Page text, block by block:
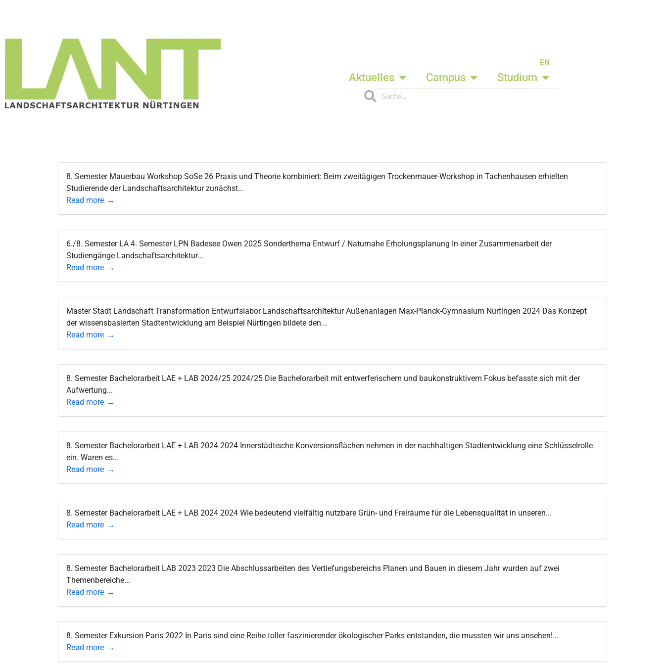
EN
Aktuelles Campus Studium
8. Semester Mauerbau Workshop SoSe 26 Praxis und Theorie kombiniert: Beim zweitägigen Trockenmauer-Workshop in Tachenhausen erhielten
Studierende der Landschaftsarchitektur zunächst...
Read more
6./8. Semester LA 4. Semester LPN Badesee Owen 2025 Sonderthema Entwurf / Naturnahe Erholungsplanung In einer Zusammenarbeit der
Studiengänge Landschaftsarchitektur...
Read more
Master Stadt Landschaft Transformation Entwurfslabor Landschaftsarchitektur Außenanlagen Max-Planck-Gymnasium Nürtingen 2024 Das Konzept
der wissensbasierten Stadtentwicklung am Beispiel Nürtingen bildete den...
Read more
8. Semester Bachelorarbeit LAE + LAB 2024/25 2024/25 Die Bachelorarbeit mit entwerferischem und baukonstruktivem Fokus befasste sich mit der
Aufwertung...
Read more
8. Semester Bachelorarbeit LAE + LAB 2024 2024 Innerstädtische Konversionsflächen nehmen in der nachhaltigen Stadtentwicklung eine Schlüsselrolle
ein. Waren es...
Read more
8. Semester Bachelorarbeit LAE + LAB 2024 2024 Wie bedeutend vielfältig nutzbare Grün- und Freiräume für die Lebensqualität in unseren...
Read more
8. Semester Bachelorarbeit LAB 2023 2023 Die Abschlussarbeiten des Vertiefungsbereichs Planen und Bauen in diesem Jahr wurden auf zwei
Themenbereiche...
Read more
8. Semester Exkursion Paris 2022 In Paris sind eine Reihe toller faszinierender ökologischer Parks entstanden, die mussten wir uns ansehen!...
Read more